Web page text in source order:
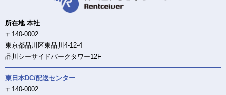
所在地 本社
〒140-0002
東京都品川区東品川4-12-4
品川シーサイドパークタワー12F
東日本DC/配送センター
〒140-0002